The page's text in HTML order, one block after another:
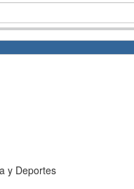
y Deportes